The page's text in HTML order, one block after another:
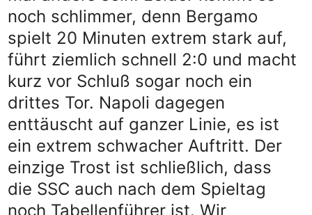
noch schlimmer, denn Bergamo
spielt 20 Minuten extrem stark auf,
führt ziemlich schnell 2:0 und macht
kurz vor Schluß sogar noch ein
drittes Tor. Napoli dagegen
enttäuscht auf ganzer Linie, es ist
ein extrem schwacher Auftritt. Der
einzige Trost ist schließlich, dass
die SSC auch nach dem Spieltag
noch Tabellenführer ist. Wir